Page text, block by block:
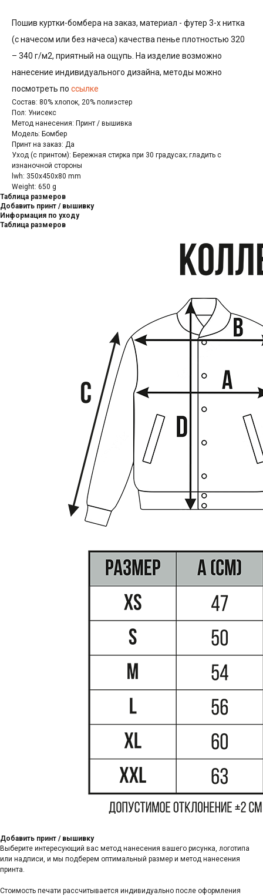
Пошив куртки-бомбера на заказ, материал - футер 3-х нитка
(с начесом или без начеса) качества пенье плотностью 320
– 340 г/м2, приятный на ощупь. На изделие возможно
нанесение индивидуального дизайна, методы можно
посмотреть по ссылке
Состав: 80% хлопок, 20% полиэстер
Пол: Унисекс
Метод нанесения: Принт / вышивка
Модель: Бомбер
Принт на заказ: Да
Уход (с принтом): Бережная стирка при 30 градусах; гладить с
изнаночной стороны
lwh: 350x450x80 mm
Weight: 650 g
Таблица размеров
Добавить принт / вышивку
Информация по уходу
Таблица размеров
Добавить принт / вышивку
Выберите интересующий вас метод нанесения вашего рисунка, логотипа
или надписи, и мы подберем оптимальный размер и метод нанесения
принта.
Стоимость печати рассчитывается индивидуально после оформления